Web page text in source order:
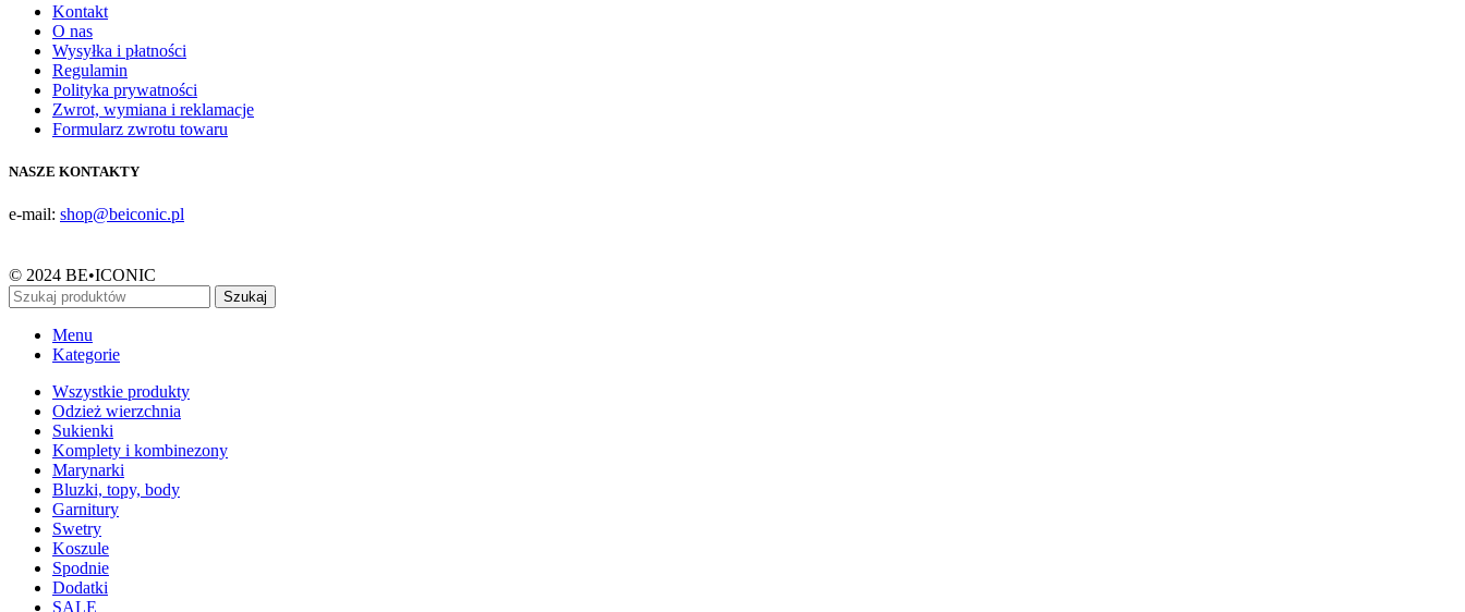
Kontakt
O nas
Wysyłka i płatności
Regulamin
Polityka prywatności
Zwrot, wymiana i reklamacje
Formularz zwrotu towaru
NASZE KONTAKTY
e-mail: shop@beiconic.pl
© 2024 BE•ICONIC
Szukaj
Menu
Kategorie
Wszystkie produkty
Odzież wierzchnia
Sukienki
Komplety i kombinezony
Marynarki
Bluzki, topy, body
Garnitury
Swetry
Koszule
Spodnie
Dodatki
SALE